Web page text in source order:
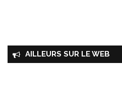
AILLEURS SUR LE WEB